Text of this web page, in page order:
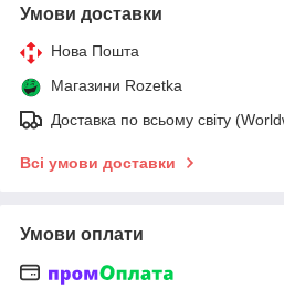
Умови доставки
Нова Пошта
Магазини Rozetka
Доставка по всьому світу
Всі умови доставки
Умови оплати